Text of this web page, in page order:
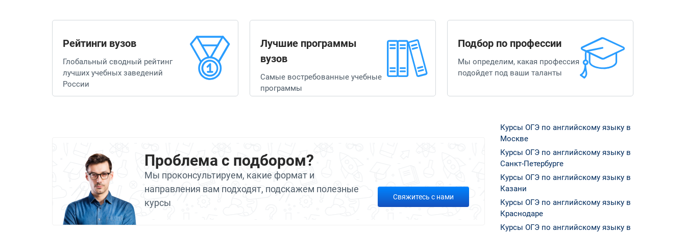
Рейтинги вузов
Глобальный сводный рейтинг
лучших учебных заведений
России
Лучшие программы
вузов
Самые востребованные учебные
программы
Подбор по профессии
Мы определим, какая профессия
подойдет под ваши таланты
Проблема с подбором?
Мы проконсультируем, какие формат и
направления вам подходят, подскажем полезные
курсы
Свяжитесь с нами
Курсы ОГЭ по английскому языку в
Москве
Курсы ОГЭ по английскому языку в
Санкт-Петербурге
Курсы ОГЭ по английскому языку в
Казани
Курсы ОГЭ по английскому языку в
Краснодаре
Курсы ОГЭ по английскому языку в